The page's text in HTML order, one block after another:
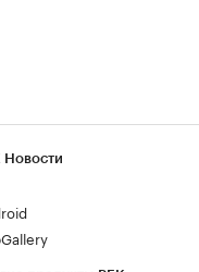
Новости